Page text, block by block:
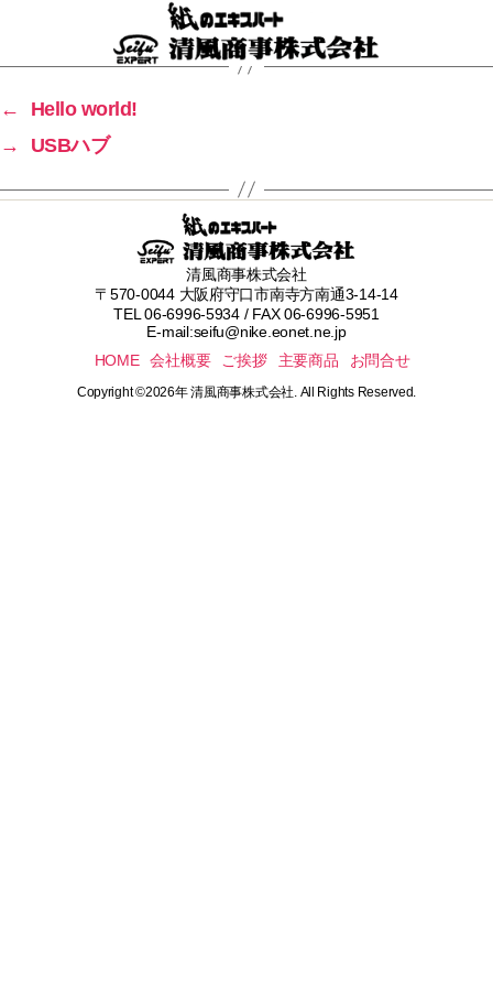
清
式
会
社
←
Hello world!
→
USBハブ
清風商事株式会社
〒570-0044 大阪府守口市南寺方南通3-14-14
TEL 06-6996-5934 / FAX 06-6996-5951
E-mail:seifu@nike.eonet.ne.jp
HOME
会社概要 ご挨拶 主要商品 お問合せ
Copyright ©2026年 清風商事株式会社. All Rights Reserved.